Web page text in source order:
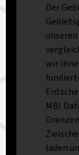
Der
wir
MBI
laden